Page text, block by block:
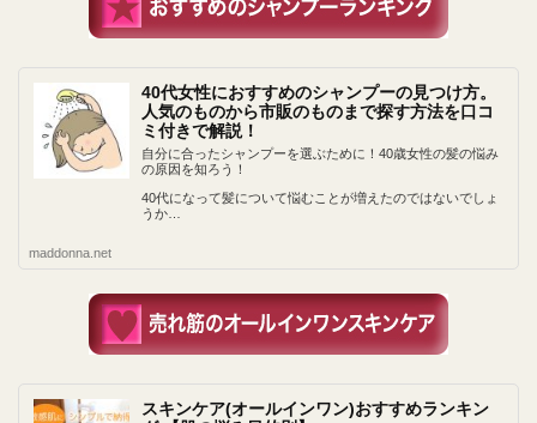
40代女性におすすめのシャンプーの見つけ方。
人気のものから市販のものまで探す方法を口コ
ミ付きで解説！
自分に合ったシャンプーを選ぶために！40歳女性の髪の悩み
の原因を知ろう！
40代になって髪について悩むことが増えたのではないでしょ
うか…
maddonna.net
スキンケア(オールインワン)おすすめランキン